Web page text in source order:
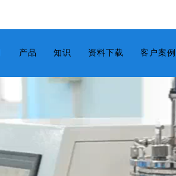
产品 知识 资料下载 客户案例